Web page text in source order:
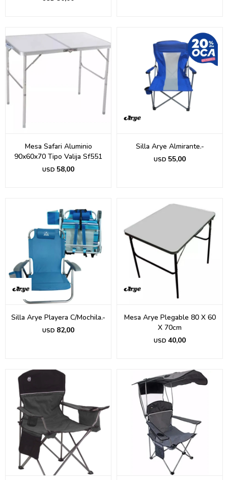
Mesa Safari Aluminio
90x60x70 Tipo Valija Sf551
USD 58,00
Silla Arye Almirante.-
USD 55,00
Silla Arye Playera C/Mochila.-
USD 82,00
Mesa Arye Plegable 80 X 60
X 70cm
USD 40,00